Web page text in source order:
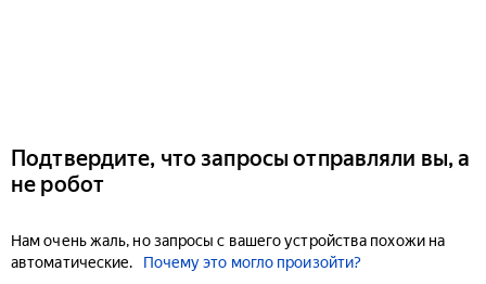
Подтвердите, что запросы отправляли вы, а
не робот
Нам очень жаль, но запросы с вашего устройства похожи на
автоматические.
Почему это могло произойти?